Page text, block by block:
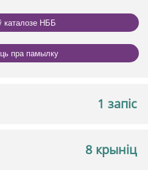
каталозе НББ
пра памылку
1 запіс
8 крыніц